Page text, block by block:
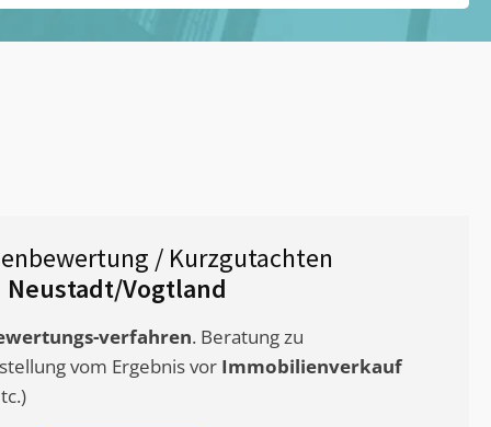
/ Kurzgutachten
Neustadt/Vogtland
verfahren. Beratung zu
vom Ergebnis vor Immobilienverkauf